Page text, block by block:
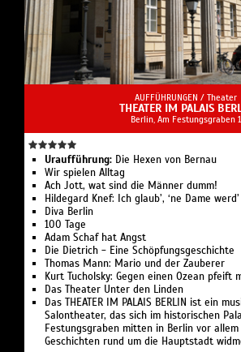
AUFFÜHRUNGEN / Theater
THEATER IM PALAIS
Berlin, Am Festungsgraben 1
Uraufführung: Die Hexen von Bernau
Wir spielen Alltag
Ach Jott, wat sind die Männer dumm!
Hildegard Knef: Ich glaub’, ‘ne Dame
Diva Berlin
100 Tage
Adam Schaf hat Angst
Die Dietrich - Eine Schöpfungsgeschichte
Thomas Mann: Mario und der Zauberer
Kurt Tucholsky: Gegen einen Ozean pfeift
Das Theater Unter den Linden
Das THEATER IM PALAIS BERLIN ist ein
Salontheater, das sich im historischen
Festungsgraben mitten in Berlin vor allem
Geschichten rund um die Hauptstadt